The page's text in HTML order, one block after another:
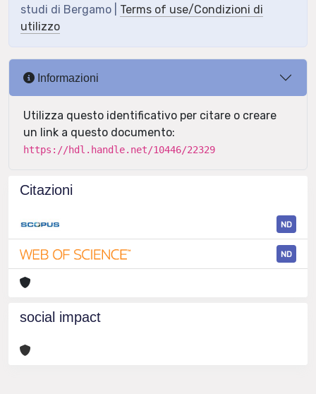
studi di Bergamo | Terms of use/Condizioni di
utilizzo
Informazioni
Utilizza questo identificativo per citare o creare
un link a questo documento:
https://hdl.handle.net/10446/22329
Citazioni
ND
ND
social impact